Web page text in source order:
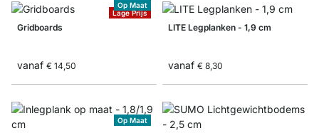
Lage Prijs
Op Maat
Gridboards
vanaf € 14,50
LITE Legplanken - 1,9 cm
vanaf € 8,30
Op Maat